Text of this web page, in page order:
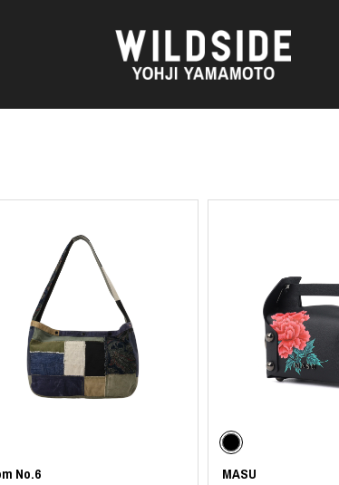
TEXTILE
Featherbed
天野 タケル
CA7RIEL & Paco Amoroso
CHITO
五木田 智央
梶芽衣子
森山 大道
水の江 滝子
鈴木 清順
TAKAY
内田 すずめ
ニット
スカート
ドレス
シューズ
バッグ
ハット
アクセサリー
フォトグラフ
インテリア
No.6 MASU